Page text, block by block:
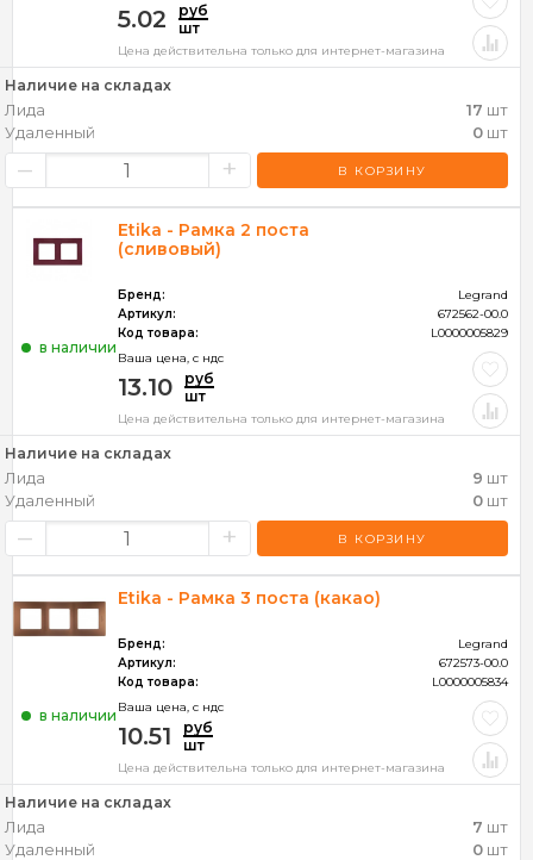
5.02
руб
шт
Цена действительна только для интернет-магазина
Наличие на складах
Лида 17 шт
Удаленный
0 шт
– + В КОРЗИНУ
Etika - Рамка 2 поста
(сливовый)
Бренд:
Legrand
Артикул:
672562-00.0
Код товара:
L0000005829
Ваша цена, c ндс
13.10
руб
шт
в наличии
Цена действительна только для интернет-магазина
Наличие на складах
Лида 9 шт
Удаленный
0 шт
– + В КОРЗИНУ
Etika - Рамка 3 поста (какао)
Бренд:
Legrand
Артикул:
672573-00.0
Код товара:
L0000005834
Ваша цена, c ндс
10.51
руб
шт
в наличии
Цена действительна только для интернет-магазина
Наличие на складах
Лида 7 шт
Удаленный
0 шт